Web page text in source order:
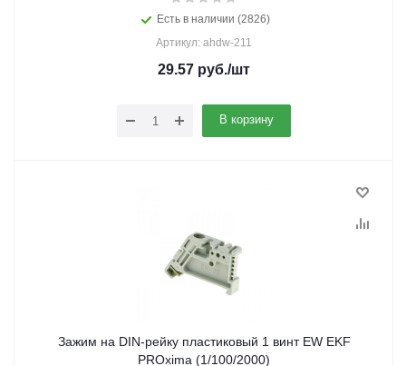
Есть в наличии (2826)
Артикул: ahdw-211
29.57 руб./шт
В корзину
Зажим на DIN-рейку пластиковый 1 винт EW EKF
PROxima (1/100/2000)